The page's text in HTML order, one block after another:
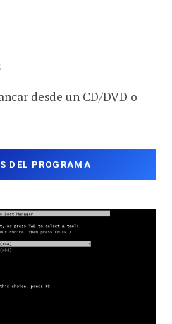
desde un CD/DVD o
DEL PROGRAMA